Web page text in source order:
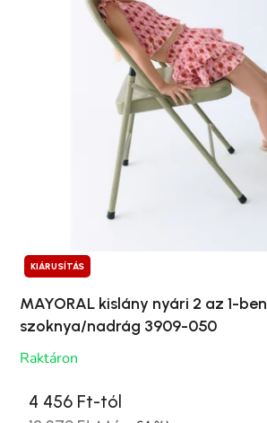
KIÁRUSÍTÁS
MAYORAL kislány nyári 2 az 1-ben
szoknya/nadrág 3909-050
Raktáron
4 456 Ft-tól